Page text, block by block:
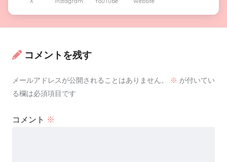
コメントを残す
メールアドレスが公開されることはありません。 ※ が付いてい
る欄は必須項目です
コメント ※